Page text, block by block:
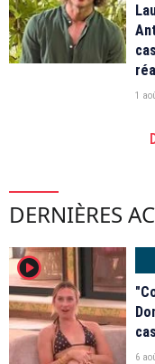
1
DERNIÈRES
player2
6